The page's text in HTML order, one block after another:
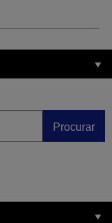
Procurar